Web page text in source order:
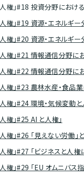
権」#18 投資分野における
権」#19 資源・エネルギ
権」#20 資源・エネルギ
権」#21 情報通信分野
権」#22 情報通信分野に
権」#23 農林水産・食品
権」#24 環境・気候変動と
権」#25 AI と人権」
権」#26 「見えない労働」
権」#27 「ビジネスと人権
権」#29 「EU オムニバス